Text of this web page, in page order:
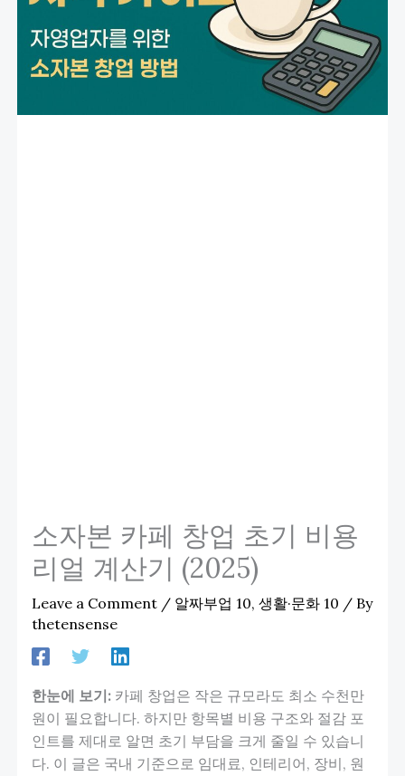
소자본 카페 창업 초기 비용
리얼 계산기 (2025)
Leave a Comment / 알짜부업 10, 생활·문화 10 / By
thetensense
한눈에 보기:카페 창업은 작은 규모라도 최소 수천만
원이 필요합니다. 하지만 항목별 비용 구조와 절감 포
인트를 제대로 알면 초기 부담을 크게 줄일 수 있습니
다. 이 글은 국내 기준으로 임대료, 인테리어, 장비, 원